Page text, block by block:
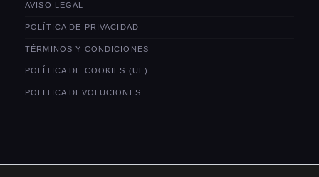
AVISO LEGAL
POLÍTICA DE PRIVACIDAD
TÉRMINOS Y CONDICIONES
POLÍTICA DE COOKIES (UE)
POLITICA DEVOLUCIONES